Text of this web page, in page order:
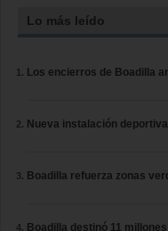
Lo más leído
Los encierros de Boadilla
Nueva instalación
Boadilla refuerza zonas
Boadilla destinó 11